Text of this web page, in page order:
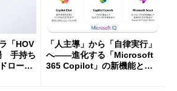
「HOV
手持ち
ローン
「人主導」から「自律実行」
へ――進化する「Microsoft
365 Copilot」の新機能とエ